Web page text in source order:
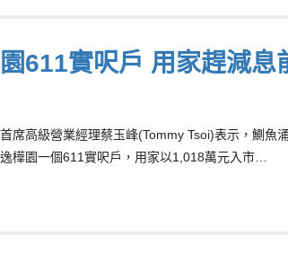
611實呎戶 用家趕減息
席高級營業經理蔡玉峰(Tommy Tsoi)表示，鰂
樺園一個611實呎戶，用家以1,018萬元入市…